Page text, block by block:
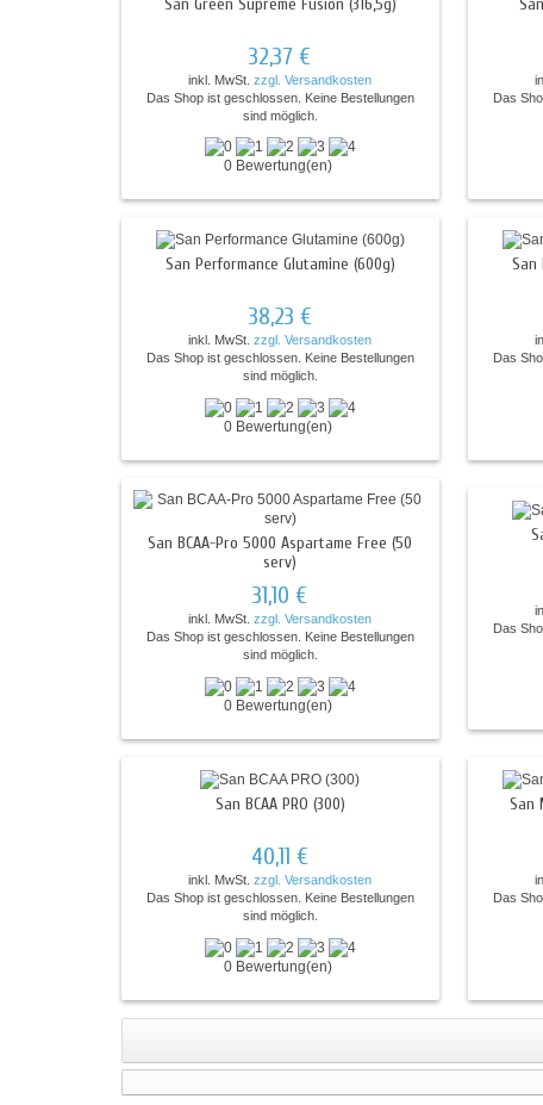
32,37 €
inkl. MwSt.zzgl. Versandkosten
Das Shop ist geschlossen. Keine Bestellungen
sind möglich.
0 Bewertung(en)
Das
San Performance Glutamine (600g)
38,23 €
inkl. MwSt.zzgl. Versandkosten
Das Shop ist geschlossen. Keine Bestellungen
sind möglich.
0 Bewertung(en)
San
Das
San BCAA-Pro 5000 Aspartame Free (50
serv)
31,10 €
inkl. MwSt.zzgl. Versandkosten
Das Shop ist geschlossen. Keine Bestellungen
sind möglich.
0 Bewertung(en)
Das
San BCAA PRO (300)
40,11 €
inkl. MwSt.zzgl. Versandkosten
Das Shop ist geschlossen. Keine Bestellungen
sind möglich.
0 Bewertung(en)
San
Das